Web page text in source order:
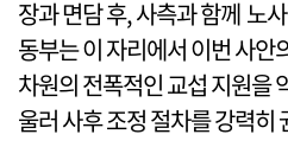
장과 면담 후, 사측과 함께 노
동부는 이 자리에서 이번 사
차원의 전폭적인 교섭 지원을
울러 사후 조정 절차를 강력히